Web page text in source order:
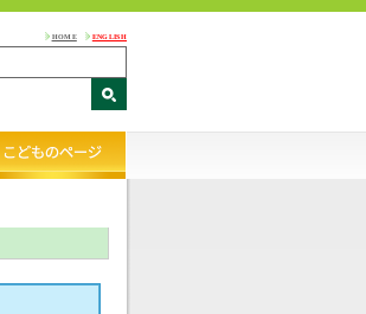
HOME ENGLISH